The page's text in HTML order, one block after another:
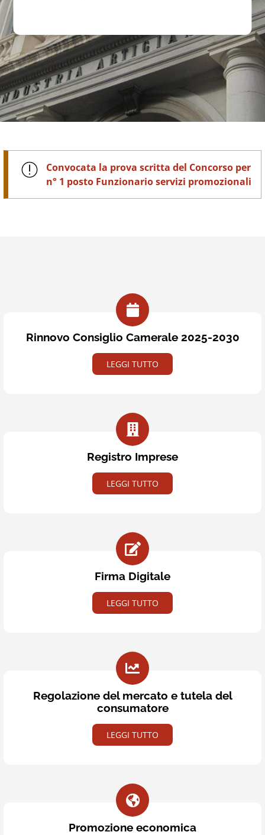
Convocata la prova scritta del Concorso per
n° 1 posto Funzionario servizi promozionali
Rinnovo Consiglio Camerale 2025-2030
LEGGI TUTTO
Registro Imprese
LEGGI TUTTO
Firma Digitale
LEGGI TUTTO
Regolazione del mercato e tutela del
consumatore
LEGGI TUTTO
Promozione economica